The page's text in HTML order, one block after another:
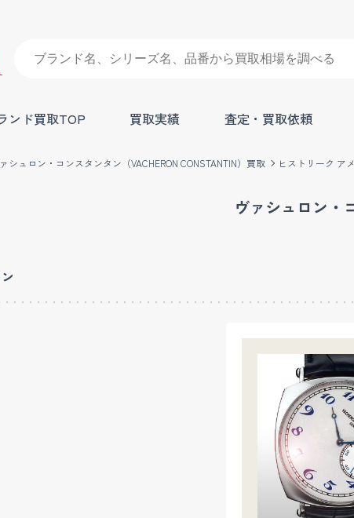
ンド買取TOP 買取実績 査定・買取依頼
シュロン・コンスタンタン（VACHERON CONSTANTIN）買取 ヒストリーク ア
ヴァシュロン・